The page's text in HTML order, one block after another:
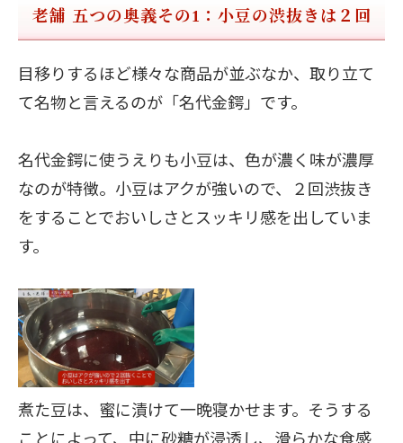
老舗 五つの奥義その1：小豆の渋抜きは２回
目移りするほど様々な商品が並ぶなか、取り立て
て名物と言えるのが「名代金鍔」です。
名代金鍔に使うえりも小豆は、色が濃く味が濃厚
なのが特徴。小豆はアクが強いので、２回渋抜き
をすることでおいしさとスッキリ感を出していま
す。
煮た豆は、蜜に漬けて一晩寝かせます。そうする
ことによって、中に砂糖が浸透し、滑らかな食感